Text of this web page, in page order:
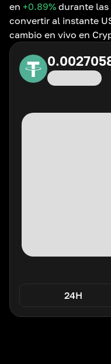
en +0.89% durante las
convertir al instante
cambio en vivo en
24H